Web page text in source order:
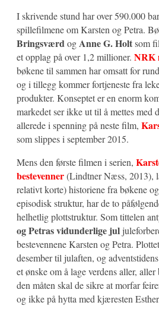
I skrivende stund har over 590.000
spillefilmene om Karsten og Petra.
BringsværdogAnne G. Holtsom
et opplag på over 1,2 millioner. NRK
bøkene til sammen har omsatt for
og i tillegg kommer fortjeneste fra
produkter. Konseptet er en enorm
markedet ser ikke ut til å mettes med
allerede i spenning på neste film,
som slippes i september 2015.
Mens den første filmen i serien,
bestevenner(Lindtner Næss, 2013),
relativt korte) historiene fra bøkene
episodisk struktur, har de to
helhetlig plottstruktur. Som tittelen
og Petras vidunderlige jul
bestevennene Karsten og Petra.
desember til julaften, og
et ønske om å lage verdens aller,
den måten skal de sikre at morfar
og ikke på hytta med kjæresten